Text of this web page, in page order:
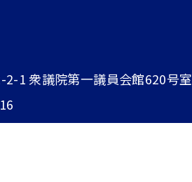
1 衆議院第一議員会館620号室